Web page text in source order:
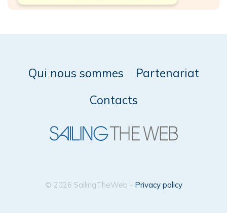
Qui nous sommes
Partenariat
Contacts
© 2026 SailingTheWeb - Privacy policy